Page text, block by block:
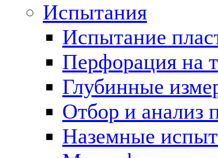
Испытания
Испытание
Перфорация на
Глубинные
Отбор и анализ
Наземные